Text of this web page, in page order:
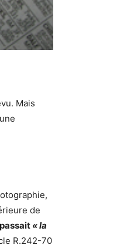
Mais
de
« la
R.242-70